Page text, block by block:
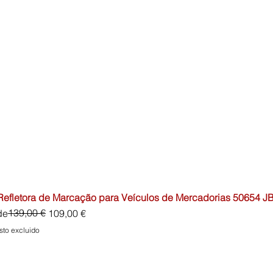
de Marcação para Veículos de Mercadorias 50654
139,00 € 109,00 €
de oferta
excluido